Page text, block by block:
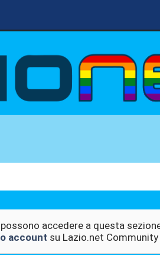
accedere a questa
account su Lazio.net Community